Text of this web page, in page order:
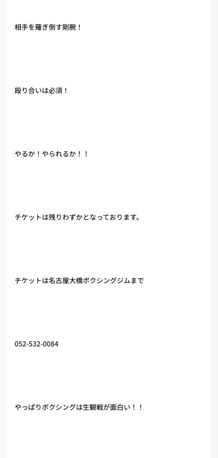
相手を薙ぎ倒す剛腕！
殴り合いは必須！
やるか！やられるか！！
チケットは残りわずかとなっております。
チケットは名古屋大橋ボクシングジムまで
052-532-0084
やっぱりボクシングは生観戦が面白い！！